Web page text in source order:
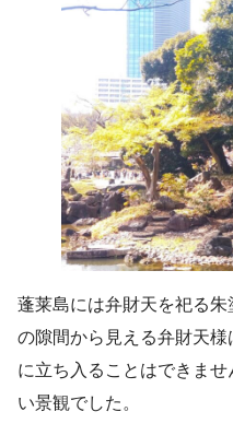
蓬莱島には弁財天を祀る
の隙間から見える弁財天
に立ち入ることはできま
い景観でした。